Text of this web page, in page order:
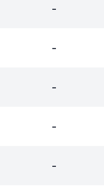
-
-
-
-
-